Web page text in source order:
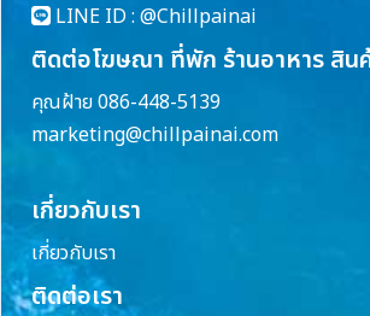
LINE ID : @Chillpainai
ติดต่อโฆษณา ที่พัก ร้านอาหาร สิน
คุณฝ้าย 086-448-5139
marketing@chillpainai.com
เกี่ยวกับเรา
เกี่ยวกับเรา
ติดต่อเรา